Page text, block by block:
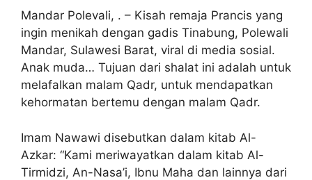
Mandar Polevali, . – Kisah remaja Prancis yang
ingin menikah dengan gadis Tinabung, Polewali
Mandar, Sulawesi Barat, viral di media sosial.
Anak muda… Tujuan dari shalat ini adalah untuk
melafalkan malam Qadr, untuk mendapatkan
kehormatan bertemu dengan malam Qadr.
Imam Nawawi disebutkan dalam kitab Al-
Azkar: “Kami meriwayatkan dalam kitab Al-
Tirmidzi, An-Nasa’i, Ibnu Maha dan lainnya dari